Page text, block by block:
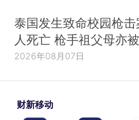
泰国发生致命校园枪
人死亡 枪手祖父母亦
2026年08月07日
财新移动